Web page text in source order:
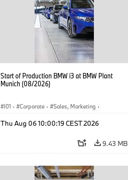
Start of Production BMW i3 at BMW Plant
Munich (08/2026)
I01 · Corporate · Sales, Marketing ·
Thu Aug 06 10:00:19 CEST 2026
9.43 MB